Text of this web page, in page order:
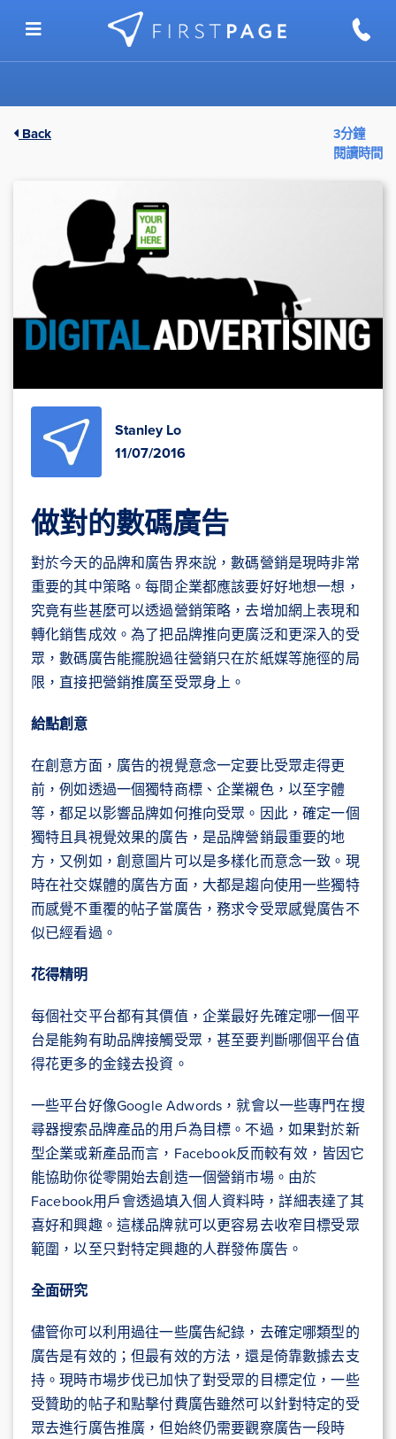
Back
3分鐘
閱讀時間
Stanley Lo
11/07/2016
做對的數碼廣告
對於今天的品牌和廣告界來說，數碼營銷是現時非常
重要的其中策略。每間企業都應該要好好地想一想，
究竟有些甚麼可以透過營銷策略，去增加網上表現和
轉化銷售成效。為了把品牌推向更廣泛和更深入的受
眾，數碼廣告能擺脫過往營銷只在於紙媒等施徑的局
限，直接把營銷推廣至受眾身上。
給點創意
在創意方面，廣告的視覺意念一定要比受眾走得更
前，例如透過一個獨特商標、企業襯色，以至字體
等，都足以影響品牌如何推向受眾。因此，確定一個
獨特且具視覺效果的廣告，是品牌營銷最重要的地
方，又例如，創意圖片可以是多樣化而意念一致。現
時在社交媒體的廣告方面，大都是趨向使用一些獨特
而感覺不重覆的帖子當廣告，務求令受眾感覺廣告不
似已經看過。
花得精明
每個社交平台都有其價值，企業最好先確定哪一個平
台是能夠有助品牌接觸受眾，甚至要判斷哪個平台值
得花更多的金錢去投資。
一些平台好像Google Adwords，就會以一些專門在搜
尋器搜索品牌產品的用戶為目標。不過，如果對於新
型企業或新產品而言，Facebook反而較有效，皆因它
能協助你從零開始去創造一個營銷市場。由於
Facebook用戶會透過填入個人資料時，詳細表達了其
喜好和興趣。這樣品牌就可以更容易去收窄目標受眾
範圍，以至只對特定興趣的人群發佈廣告。
全面研究
儘管你可以利用過往一些廣告紀錄，去確定哪類型的
廣告是有效的；但最有效的方法，還是倚靠數據去支
持。現時市場步伐已加快了對受眾的目標定位，一些
受贊助的帖子和點擊付費廣告雖然可以針對特定的受
眾去進行廣告推廣，但始終仍需要觀察廣告一段時